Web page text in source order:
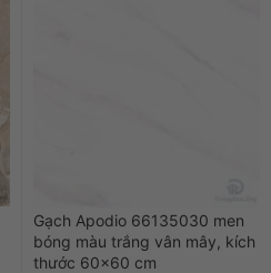
Gạch Apodio 66135030 men
bóng màu trắng vân mây, kích
thước 60×60 cm